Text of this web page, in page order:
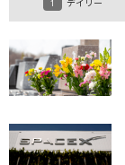
デイリー